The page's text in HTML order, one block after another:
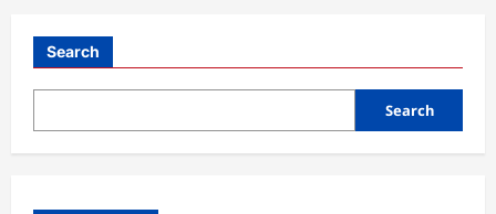
Rp
Triliun!
Search
Search